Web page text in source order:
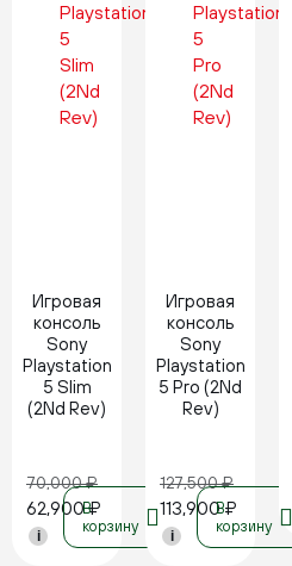
Игровая
консоль
Sony
Playstation
5 Slim
(2Nd Rev)
70,000₽
62,900₽
i
В
корзину
Игровая
консоль
Sony
Playstation
5 Pro (2Nd
Rev)
127,500₽
113,900₽
i
В
корзину